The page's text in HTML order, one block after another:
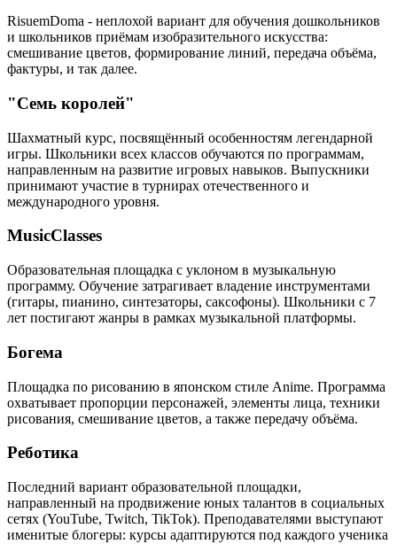
RisuemDoma - неплохой вариант для обучения дошкольников
и школьников приёмам изобразительного искусства:
смешивание цветов, формирование линий, передача объёма,
фактуры, и так далее.
"Семь королей"
Шахматный курс, посвящённый особенностям легендарной
игры. Школьники всех классов обучаются по программам,
направленным на развитие игровых навыков. Выпускники
принимают участие в турнирах отечественного и
международного уровня.
MusicClasses
Образовательная площадка с уклоном в музыкальную
программу. Обучение затрагивает владение инструментами
(гитары, пианино, синтезаторы, саксофоны). Школьники с 7
лет постигают жанры в рамках музыкальной платформы.
Богема
Площадка по рисованию в японском стиле Anime. Программа
охватывает пропорции персонажей, элементы лица, техники
рисования, смешивание цветов, а также передачу объёма.
Реботика
Последний вариант образовательной площадки,
направленный на продвижение юных талантов в социальных
сетях (YouTube, Twitch, TikTok). Преподавателями выступают
именитые блогеры: курсы адаптируются под каждого ученика